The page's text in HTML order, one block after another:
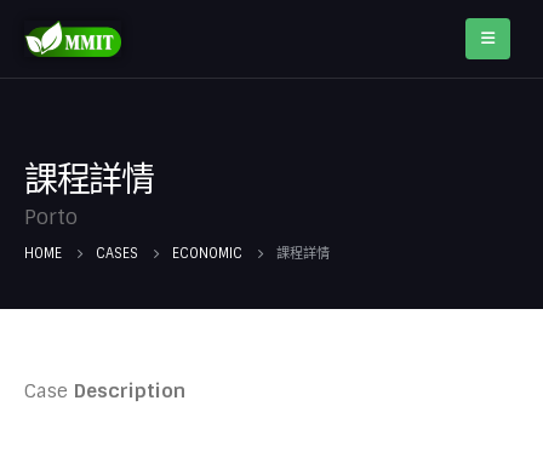
課程詳情
Porto
HOME CASES ECONOMIC 課程詳情
Case Description